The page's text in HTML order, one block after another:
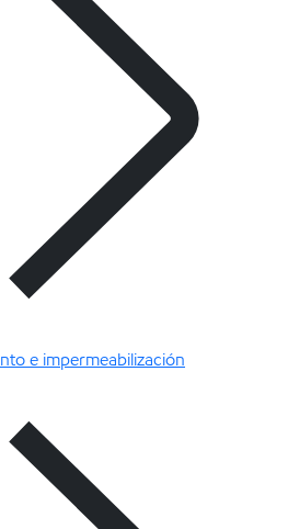
e impermeabilización